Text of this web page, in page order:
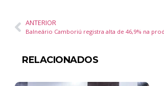
ANTERIOR
RELACIONADOS